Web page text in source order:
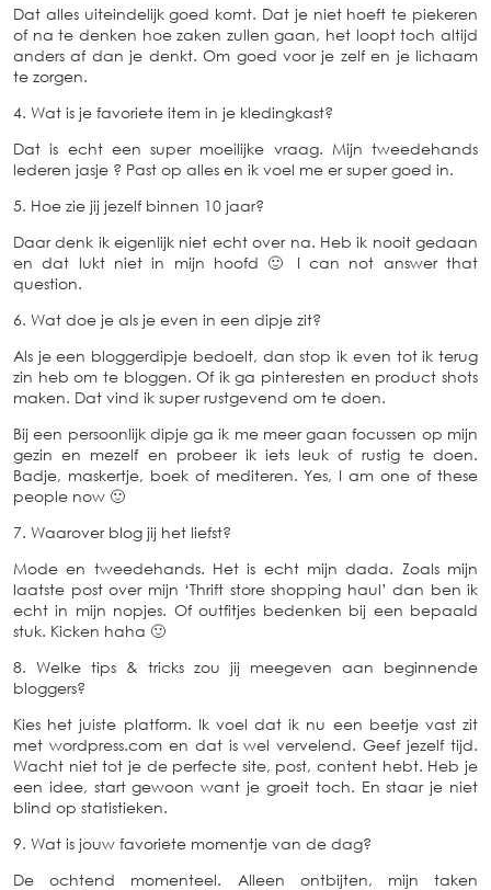
Dat alles uiteindelijk goed komt. Dat je niet hoeft te piekeren
of na te denken hoe zaken zullen gaan, het loopt toch altijd
anders af dan je denkt. Om goed voor je zelf en je lichaam
te zorgen.
4. Wat is je favoriete item in je kledingkast?
Dat is echt een super moeilijke vraag. Mijn tweedehands
lederen jasje ? Past op alles en ik voel me er super goed in.
5. Hoe zie jij jezelf binnen 10 jaar?
Daar denk ik eigenlijk niet echt over na. Heb ik nooit gedaan
en dat lukt niet in mijn hoofd 🙂 I can not answer that
question.
6. Wat doe je als je even in een dipje zit?
Als je een bloggerdipje bedoelt, dan stop ik even tot ik terug
zin heb om te bloggen. Of ik ga pinteresten en product shots
maken. Dat vind ik super rustgevend om te doen.
Bij een persoonlijk dipje ga ik me meer gaan focussen op mijn
gezin en mezelf en probeer ik iets leuk of rustig te doen.
Badje, maskertje, boek of mediteren. Yes, I am one of these
people now 🙂
7. Waarover blog jij het liefst?
Mode en tweedehands. Het is echt mijn dada. Zoals mijn
laatste post over mijn ‘Thrift store shopping haul’ dan ben ik
echt in mijn nopjes. Of outfitjes bedenken bij een bepaald
stuk. Kicken haha 🙂
8. Welke tips & tricks zou jij meegeven aan beginnende
bloggers?
Kies het juiste platform. Ik voel dat ik nu een beetje vast zit
met wordpress.com en dat is wel vervelend. Geef jezelf tijd.
Wacht niet tot je de perfecte site, post, content hebt. Heb je
een idee, start gewoon want je groeit toch. En staar je niet
blind op statistieken.
9. Wat is jouw favoriete momentje van de dag?
De ochtend momenteel. Alleen ontbijten, mijn taken